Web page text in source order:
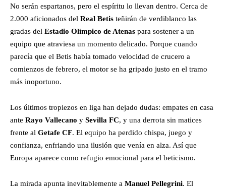
No serán espartanos, pero el espíritu lo llevan dentro. Cerca de
2.000 aficionados del Real Betis teñirán de verdiblanco las
gradas del Estadio Olímpico de Atenas para sostener a un
equipo que atraviesa un momento delicado. Porque cuando
parecía que el Betis había tomado velocidad de crucero a
comienzos de febrero, el motor se ha gripado justo en el tramo
más inoportuno.
Los últimos tropiezos en liga han dejado dudas: empates en casa
ante Rayo Vallecano y Sevilla FC, y una derrota sin matices
frente al Getafe CF. El equipo ha perdido chispa, juego y
confianza, enfriando una ilusión que venía en alza. Así que
Europa aparece como refugio emocional para el beticismo.
La mirada apunta inevitablemente a Manuel Pellegrini. El